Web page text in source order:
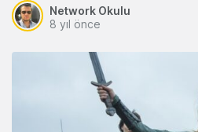
Network Okulu
8 yıl önce